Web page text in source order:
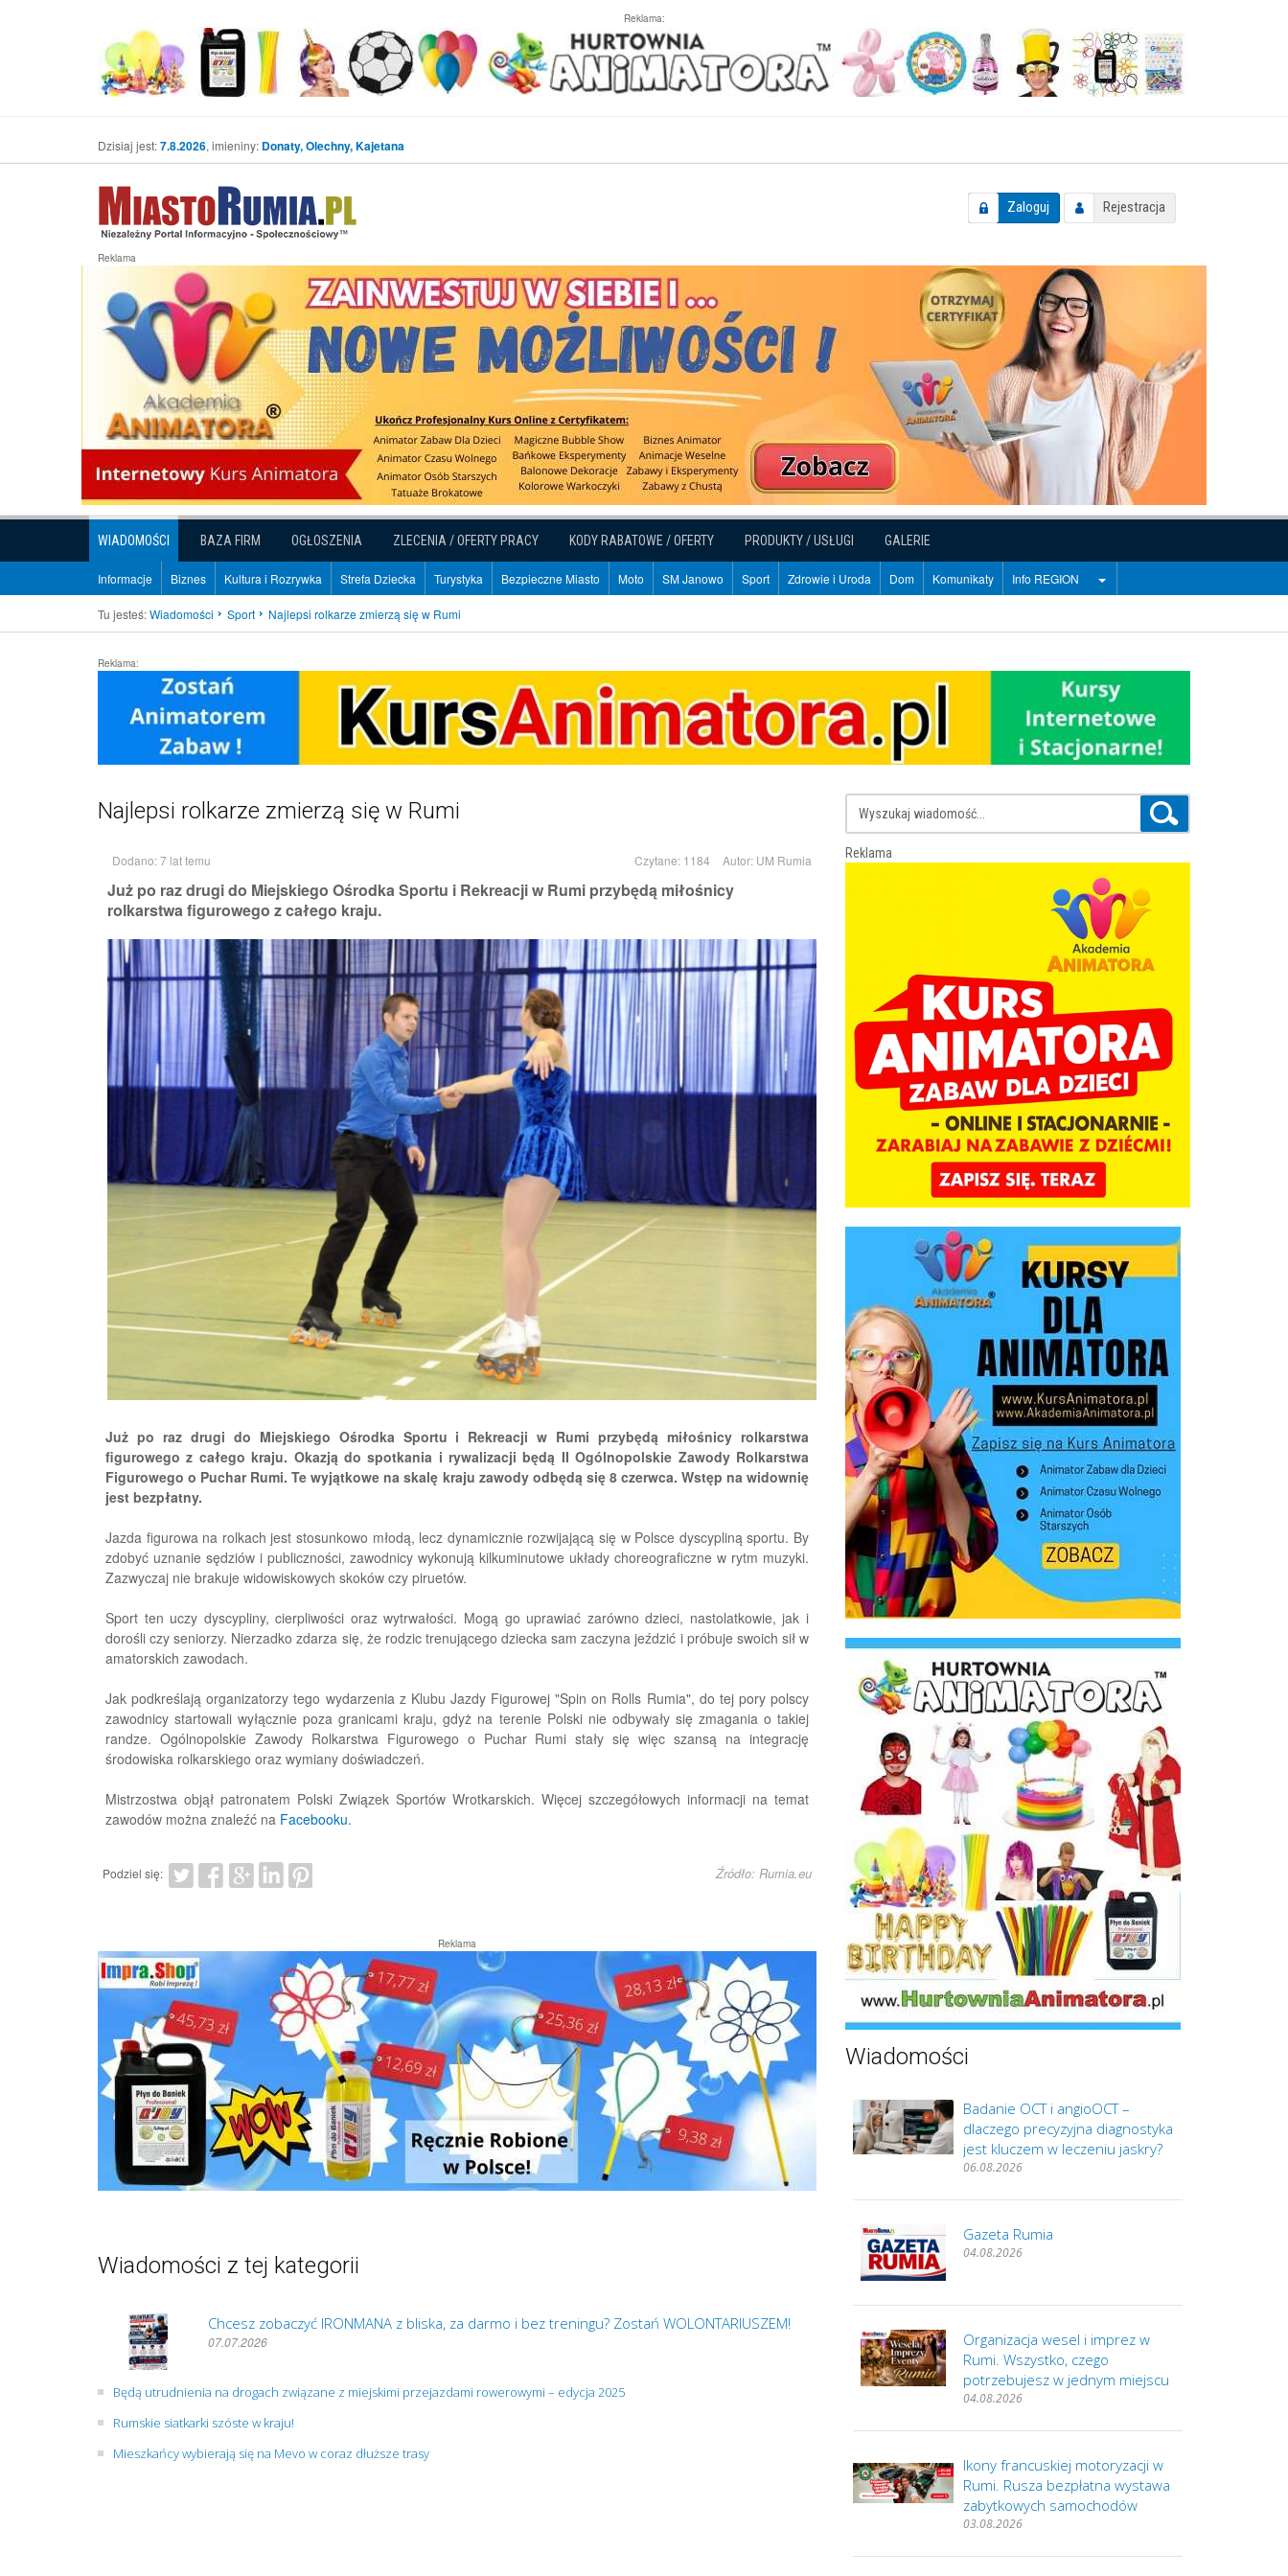
Reklama:
Dzisiaj jest:7.8.2026, imieniny: Donaty, Olechny, Kajetana
Zaloguj Rejestracja
Reklama
WIADOMOŚCI BAZA FIRM OGŁOSZENIA ZLECENIA / OFERTY PRACY KODY RABATOWE / OFERTY PRODUKTY / USŁUGI GALERIE
Informacje Biznes Kultura i Rozrywka Strefa Dziecka Turystyka Bezpieczne Miasto Moto SM Janowo Sport Zdrowie i Uroda Dom Komunikaty Info REGION
Tu jesteś:Wiadomości Sport Najlepsi rolkarze zmierzą się w Rumi
Reklama:
Najlepsi rolkarze zmierzą się w Rumi
Dodano: 7 lat temu Czytane: 1184 Autor: UM Rumia
Już po raz drugi do Miejskiego Ośrodka Sportu i Rekreacji w Rumi przybędą miłośnicy
rolkarstwa figurowego z całego kraju.
Już po raz drugi do Miejskiego Ośrodka Sportu i Rekreacji w Rumi przybędą miłośnicy rolkarstwa
figurowego z całego kraju. Okazją do spotkania i rywalizacji będą II Ogólnopolskie Zawody Rolkarstwa
Figurowego o Puchar Rumi. Te wyjątkowe na skalę kraju zawody odbędą się 8 czerwca. Wstęp na widownię
jest bezpłatny.
Jazda figurowa na rolkach jest stosunkowo młodą, lecz dynamicznie rozwijającą się w Polsce dyscypliną sportu. By
zdobyć uznanie sędziów i publiczności, zawodnicy wykonują kilkuminutowe układy choreograficzne w rytm muzyki.
Zazwyczaj nie brakuje widowiskowych skoków czy piruetów.
Sport ten uczy dyscypliny, cierpliwości oraz wytrwałości. Mogą go uprawiać zarówno dzieci, nastolatkowie, jak i
dorośli czy seniorzy. Nierzadko zdarza się, że rodzic trenującego dziecka sam zaczyna jeździć i próbuje swoich sił w
amatorskich zawodach.
Jak podkreślają organizatorzy tego wydarzenia z Klubu Jazdy Figurowej "Spin on Rolls Rumia", do tej pory polscy
zawodnicy startowali wyłącznie poza granicami kraju, gdyż na terenie Polski nie odbywały się zmagania o takiej
randze. Ogólnopolskie Zawody Rolkarstwa Figurowego o Puchar Rumi stały się więc szansą na integrację
środowiska rolkarskiego oraz wymiany doświadczeń.
Mistrzostwa objął patronatem Polski Związek Sportów Wrotkarskich. Więcej szczegółowych informacji na temat
zawodów można znaleźć na Facebooku.
Podziel się: Źródło: Rumia.eu
Reklama
Wiadomości z tej kategorii
Chcesz zobaczyć IRONMANA z bliska, za darmo i bez treningu? Zostań WOLONTARIUSZEM!
07.07.2026
Będą utrudnienia na drogach związane z miejskimi przejazdami rowerowymi – edycja 2025
Rumskie siatkarki szóste w kraju!
Mieszkańcy wybierają się na Mevo w coraz dłuższe trasy
Reklama
Wiadomości
Badanie OCT i angioOCT –
dlaczego precyzyjna diagnostyka
jest kluczem w leczeniu jaskry?
06.08.2026
Gazeta Rumia
04.08.2026
Organizacja wesel i imprez w
Rumi. Wszystko, czego
potrzebujesz w jednym miejscu
04.08.2026
Ikony francuskiej motoryzacji w
Rumi. Rusza bezpłatna wystawa
zabytkowych samochodów
03.08.2026